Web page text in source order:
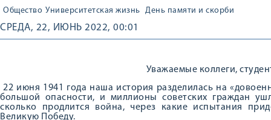
Общество Университетская жизнь День памяти и скорби
СРЕДА, 22, ИЮНЬ 2022, 00:01
Уважаемые коллеги,
22 июня 1941 года наша история разделилась на
большой опасности, и миллионы советских граждан
сколько продлится война, через какие испытания
Великую Победу.